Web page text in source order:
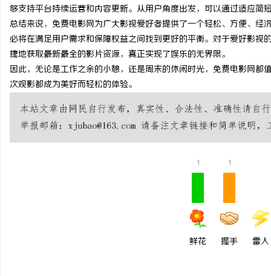
够支持平台持续运营和内容更新。从用户角度出发，可以通过适应简
总结来说，免费电影网为广大影视爱好者提供了一个轻松、方便、
必将在满足用户需求和保障权益之间找到更好的平衡。对于爱好影
捷地获取最新最全的影片资源，真正实现了娱乐的无界限。
因此，无论是工作之余的小憩，还是周末的休闲时光，免费电影网
次观影都成为美好而轻松的体验。
1
鲜花
1
握手 雷人
自动定位平衡机厂家引